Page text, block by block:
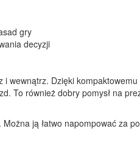
gry
decyzji
wewnątrz. Dzięki
To również dobry pomysł na
ją łatwo napompować za